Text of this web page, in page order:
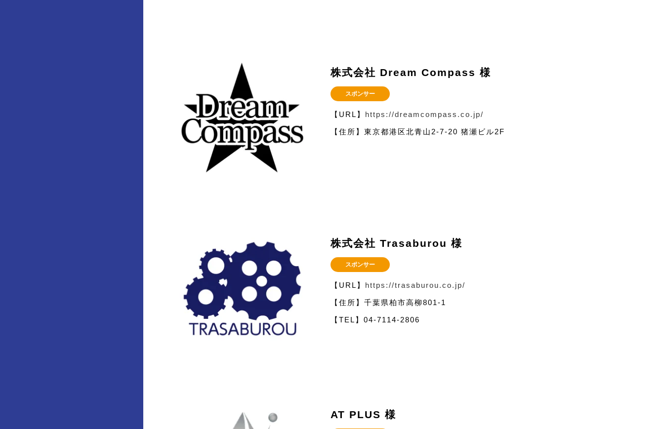
株式会社 Dream Compass 様
スポンサー
【URL】 https://dreamcompass.co.jp/
【住所】東京都港区北青山2-7-20 猪瀬ビル2F
株式会社 Trasaburou 様
スポンサー
【URL】 https://trasaburou.co.jp/
【住所】千葉県柏市高柳801-1
【TEL】04-7114-2806
AT PLUS 様